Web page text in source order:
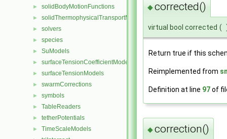
► solidBodyMotionFunctions
► solidThermophysicalTransportModels
► solvers
► species
► SuModels
► surfaceTensionCoefficientModels
► surfaceTensionModels
► swarmCorrections
► symbols
► TableReaders
► tetherPotentials
► TimeScaleModels
◆corrected()
virtual bool corrected (
Return true if this
Reimplemented from
Definition at line 97of
◆correction()